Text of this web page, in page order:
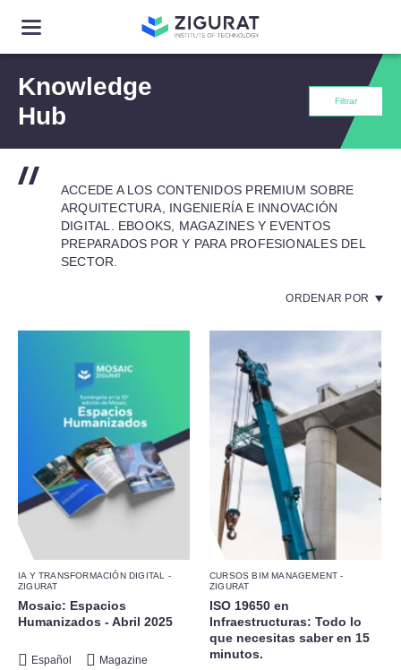
Knowledge
Hub
Filtrar
ACCEDE A LOS CONTENIDOS PREMIUM SOBRE
ARQUITECTURA, INGENIERÍA E INNOVACIÓN
DIGITAL. EBOOKS, MAGAZINES Y EVENTOS
PREPARADOS POR Y PARA PROFESIONALES DEL
SECTOR.
ORDENAR POR
IA Y TRANSFORMACIÓN DIGITAL -
ZIGURAT
Mosaic: Espacios
Humanizados - Abril 2025
Español Magazine
CURSOS BIM MANAGEMENT -
ZIGURAT
ISO 19650 en
Infraestructuras: Todo lo
que necesitas saber en 15
minutos.